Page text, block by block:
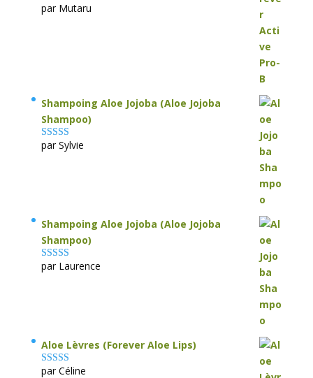
Note4sur
par Mutaru
Shampoing Aloe Jojoba (Aloe Jojoba
Shampoo)
Note5sur 5
par Sylvie
Shampoing Aloe Jojoba (Aloe Jojoba
Shampoo)
Note5sur 5
par Laurence
Aloe Lèvres (Forever Aloe Lips)
Note5sur 5
par Céline